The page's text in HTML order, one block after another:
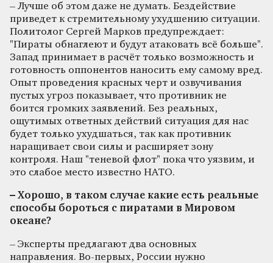
– Лучше об этом даже не думать. Бездействие
приведет к стремительному ухудшению ситуации.
Политолог Сергей Марков предупреждает:
"Пираты обнаглеют и будут атаковать всё больше".
Запад принимает в расчёт только возможность и
готовность оппонентов наносить ему самому вред.
Опыт проведения красных черт и озвучивания
пустых угроз показывает, что противник не
боится громких заявлений. Без реальных,
ощутимых ответных действий ситуация для нас
будет только ухудшаться, так как противник
наращивает свои силы и расширяет зону
контроля. Наш "теневой флот" пока что уязвим, и
это слабое место известно НАТО.
– Хорошо, в таком случае какие есть реальные
способы бороться с пиратами в Мировом
океане?
– Эксперты предлагают два основных
направления. Во-первых, России нужно